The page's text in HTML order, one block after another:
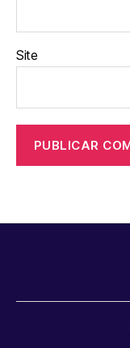
Site